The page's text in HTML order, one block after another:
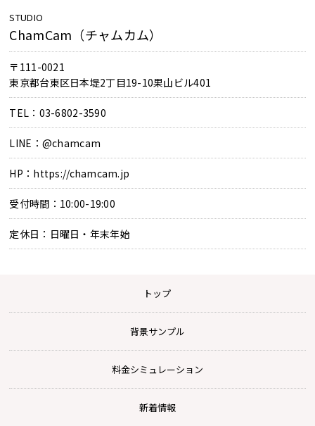
STUDIO
ChamCam（チャムカム）
〒111-0021
東京都台東区日本堤2丁目19-10果山ビル401
TEL：03-6802-3590
LINE：@chamcam
HP：https://chamcam.jp
受付時間：10:00-19:00
定休日：日曜日・年末年始
トップ
背景サンプル
料金シミュレーション
新着情報